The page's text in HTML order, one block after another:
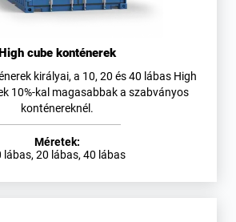
cube konténerek
királyai, a 10, 20 és 40 lábas High
10%-kal magasabbak a szabványos
konténereknél.
Méretek:
lábas, 20 lábas, 40 lábas